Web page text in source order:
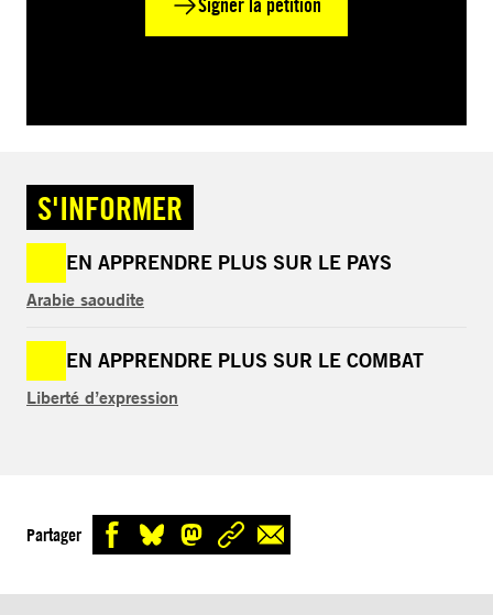
S'INFORMER
EN APPRENDRE PLUS SUR LE PAYS
Arabie saoudite
EN APPRENDRE PLUS SUR LE COMBAT
Liberté d’expression
Partager